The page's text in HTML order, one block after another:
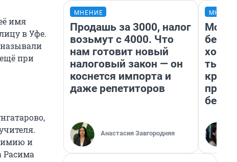
имя
в Уфе.
при
и
Расима
МНЕНИЕ
Продашь за 3000, налог
возьмут с 4000. Что
нам готовит новый
налоговый закон — он
коснется импорта и
даже репетиторов
Анастасия Завгородняя
Мой